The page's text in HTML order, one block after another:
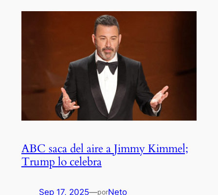
ABC saca del aire a Jimmy Kimmel;
Trump lo celebra
Sep 17, 2025—porNeto